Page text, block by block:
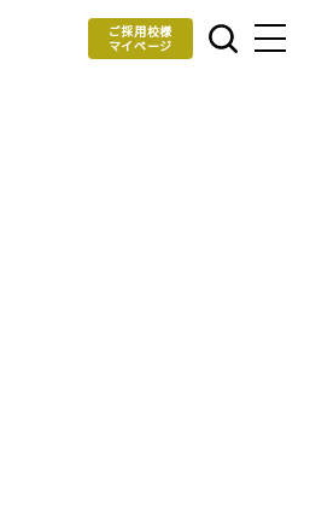
ご採用校様
マイページ